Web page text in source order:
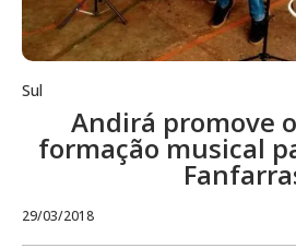
Sul
Andirá promove
formação musical
29/03/2018